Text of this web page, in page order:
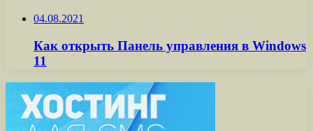
04.08.2021
Как открыть Панель управления в Windows
11